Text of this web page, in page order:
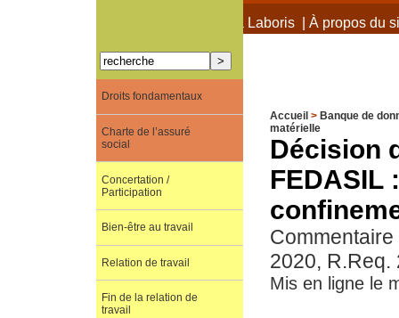
À propos de Terra Laboris| À propos du
Accueil > Banque de
matérielle
Décision
FEDASIL
2020, R.Req.
Mis en ligne le
Droits fondamentaux
Charte de l’assuré
social
Concertation /
Participation
Bien-être au travail
Relation de travail
Fin de la relation de
travail